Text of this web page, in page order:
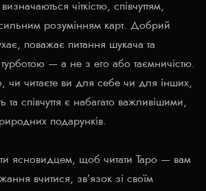
чіткістю, співчуттям,
розумінням карт. Добрий
поважає питання шукача та
турботою — а не з его або таємничістю.
чи читаєте ви для себе чи для інших,
та співчуття є набагато важливішими,
подарунків.
ясновидцем, щоб читати Таро — вам
вчитися, зв’язок зі своїм